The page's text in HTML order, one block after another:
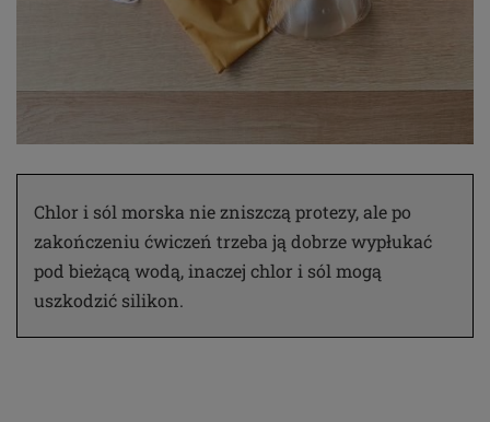
Chlor i sól morska nie zniszczą protezy, ale po
zakończeniu ćwiczeń trzeba ją dobrze wypłukać
pod bieżącą wodą, inaczej chlor i sól mogą
uszkodzić silikon.